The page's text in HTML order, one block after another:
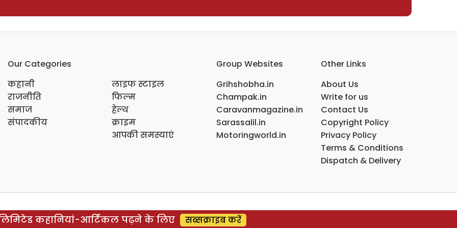
Our Categories
कहानी
राजनीति
समाज
संपादकीय
लाइफ स्टाइल
फिल्म
हेल्थ
क्राइम
आपकी समस्याएं
Group Websites
Grihshobha.in
Champak.in
Caravanmagazine.in
Sarassalil.in
Motoringworld.in
Other Links
About Us
Write for us
Contact Us
Copyright Policy
Privacy Policy
Terms & Conditions
Dispatch & Delivery
कहानियां-आर्टिकल पढ़ने के लिए सब्सक्राइब करें